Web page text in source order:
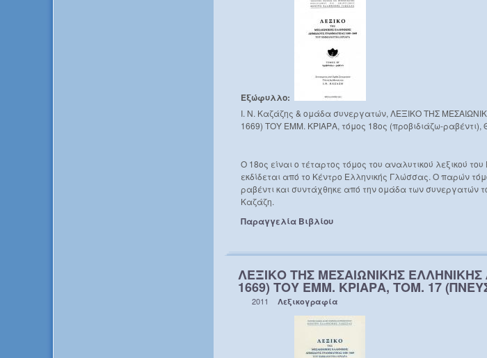
Εξώφυλλο:
Ι. Ν. Καζάζης & ομάδα συνεργατών, ΛΕΞΙΚΟ ΤΗΣ
1669) ΤΟΥ ΕΜΜ. ΚΡΙΑΡΑ, τόμος 18ος (προβιδιάζω-ραβέντι),
Ο 18ος είναι ο τέταρτος τόμος του αναλυτικού λεξικού
εκδίδεται από το Κέντρο Ελληνικής Γλώσσας. Ο παρών
ραβέντι και συντάχθηκε από την ομάδα των συνεργατών
Καζάζη.
Παραγγελία Βιβλίου
ΛΕΞΙΚΟ ΤΗΣ ΜΕΣΑΙΩΝΙΚΗΣ
1669) ΤΟΥ ΕΜΜ. ΚΡΙΑΡΑ, ΤΟΜ. 17
2011 Λεξικογραφία